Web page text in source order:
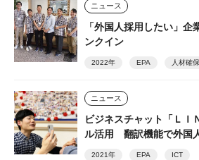
ニュース
「外国人採用したい」企
ンクイン
2022年 EPA 人材確保
ニュース
ビジネスチャット「ＬＩ
ル活用 翻訳機能で外国
2021年 EPA ICT